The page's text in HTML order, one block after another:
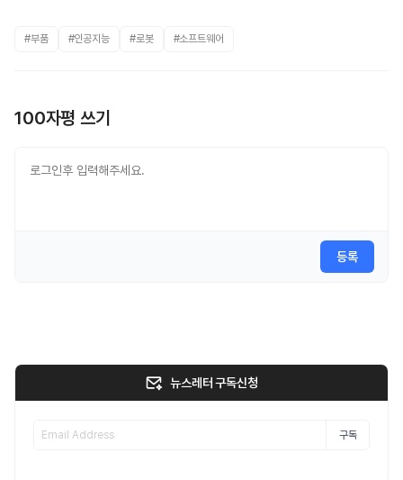
#부품 #인공지능 #로봇 #소프트웨어
100자평 쓰기
등록
뉴스레터 구독신청
구독